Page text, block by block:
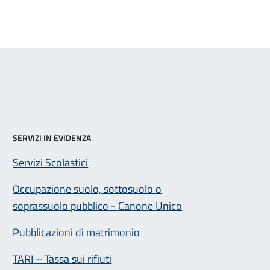
SERVIZI IN EVIDENZA
Servizi Scolastici
Occupazione suolo, sottosuolo o
soprassuolo pubblico - Canone Unico
Pubblicazioni di matrimonio
TARI – Tassa sui rifiuti